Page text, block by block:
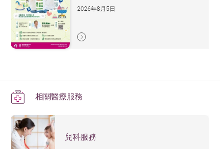
2026年8月5日
相關醫療服務
兒科服務